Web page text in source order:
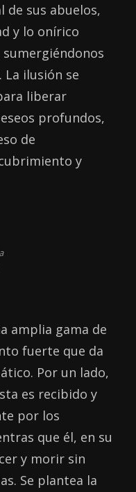
de sus abuelos,
y lo onírico
La ilusión se
liberar
profundos,
de
y
amplia gama de
fuerte que da
Por un lado,
es recibido y
por los
que él, en su
y morir sin
Se plantea la